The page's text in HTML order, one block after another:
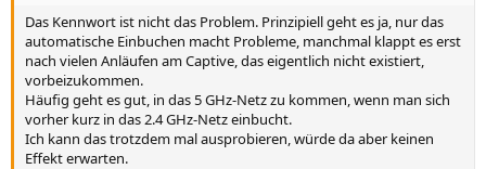
Das Kennwort ist nicht das Problem. Prinzipiell geht es ja, nur das
automatische Einbuchen macht Probleme, manchmal klappt es erst
nach vielen Anläufen am Captive, das eigentlich nicht existiert,
vorbeizukommen.
Häufig geht es gut, in das 5 GHz-Netz zu kommen, wenn man sich
vorher kurz in das 2.4 GHz-Netz einbucht.
Ich kann das trotzdem mal ausprobieren, würde da aber keinen
Effekt erwarten.